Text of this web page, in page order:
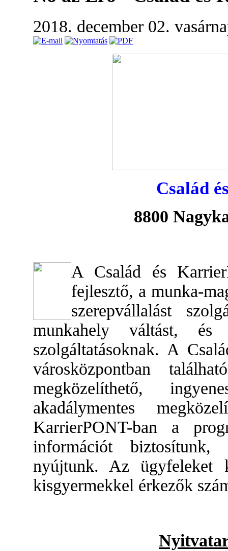
2018. december 02.
Család
8800
A Család és
fejlesztő, a munka-
szerepvállalást
munkahely váltást, és
szolgáltatásoknak. A
városközpontban
megközelíthető,
akadálymentes
KarrierPONT-ban a
információt biztosítunk,
nyújtunk. Az ügyfeleket
kisgyermekkel érkezők